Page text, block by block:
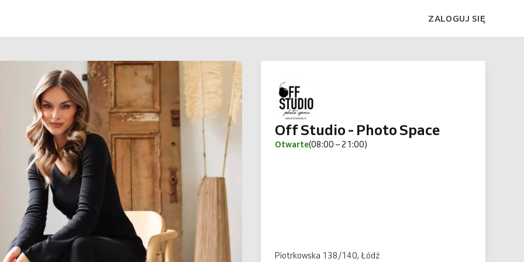
ZALOGUJ SIĘ
Off Studio - Photo Space
Otwarte(08:00 – 21:00)
Piotrkowska 138/140, Łódź